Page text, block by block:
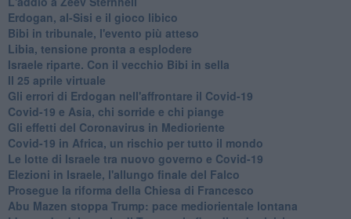
Erdogan, al-Sisi e il gioco libico
Bibi in tribunale, l'evento più atteso
Libia, tensione pronta a esplodere
Israele riparte. Con il vecchio Bibi in sella
Il 25 aprile virtuale
Gli errori di Erdogan nell'affrontare il Covid-19
Covid-19 e Asia, chi sorride e chi piange
Gli effetti del Coronavirus in Medioriente
Covid-19 in Africa, un rischio per tutto il mondo
Le lotte di Israele tra nuovo governo e Covid-19
Elezioni in Israele, l'allungo finale del Falco
Prosegue la riforma della Chiesa di Francesco
Abu Mazen stoppa Trump: pace mediorientale lontana